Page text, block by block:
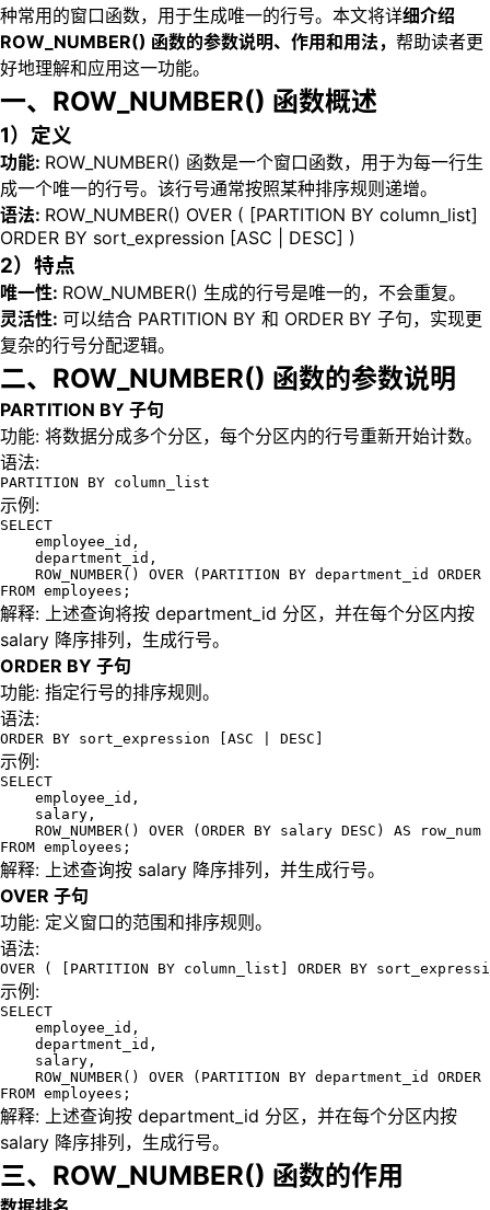
种常用的窗口函数，用于生成唯一的行号。本文将详细介绍
ROW_NUMBER() 函数的参数说明、作用和用法， 帮助读者更
好地理解和应用这一功能。
一、ROW_NUMBER() 函数概述
1）定义
功能: ROW_NUMBER() 函数是一个窗口函数，用于为每一行生
成一个唯一的行号。该行号通常按照某种排序规则递增。
语法: ROW_NUMBER() OVER ( [PARTITION BY column_list]
ORDER BY sort_expression [ASC | DESC] )
2）特点
唯一性: ROW_NUMBER() 生成的行号是唯一的，不会重复。
灵活性: 可以结合 PARTITION BY 和 ORDER BY 子句，实现更
复杂的行号分配逻辑。
二、ROW_NUMBER() 函数的参数说明
PARTITION BY 子句
功能: 将数据分成多个分区，每个分区内的行号重新开始计数。
语法:
PARTITION BY column_list
示例:
SELECT
employee_id,
department_id,
ROW_NUMBER() OVER (PARTITION BY department_id ORDER
FROM employees;
解释: 上述查询将按 department_id 分区，并在每个分区内按
salary 降序排列，生成行号。
ORDER BY 子句
功能: 指定行号的排序规则。
语法:
ORDER BY sort_expression [ASC | DESC]
示例:
SELECT
employee_id,
salary,
ROW_NUMBER() OVER (ORDER BY salary DESC) AS row_num
FROM employees;
解释: 上述查询按 salary 降序排列，并生成行号。
OVER 子句
功能: 定义窗口的范围和排序规则。
语法:
OVER ( [PARTITION BY column_list] ORDER BY
示例:
SELECT
employee_id,
department_id,
salary,
ROW_NUMBER() OVER (PARTITION BY department_id ORDER
FROM employees;
解释: 上述查询按 department_id 分区，并在每个分区内按
salary 降序排列，生成行号。
三、ROW_NUMBER() 函数的作用